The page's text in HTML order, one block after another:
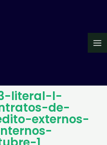
literal-l-
de-
externos-